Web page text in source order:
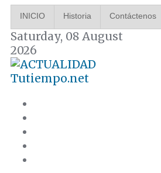
INICIO Historia Contáctenos
Saturday, 08 August
2026
Tutiempo.net